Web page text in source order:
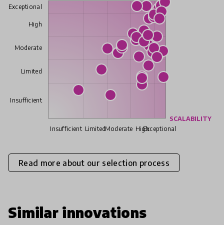
SCALABILITY
Exceptional
High
Moderate
Limited
Insufficient
Exceptional
High
Moderate
Limited
Insufficient
Read more about our selection process
Similar innovations